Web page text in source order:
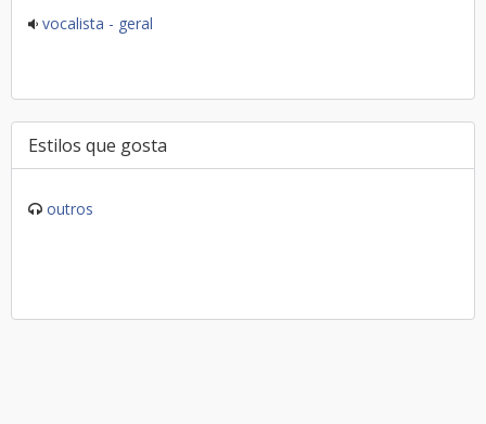
vocalista - geral
Estilos que gosta
outros